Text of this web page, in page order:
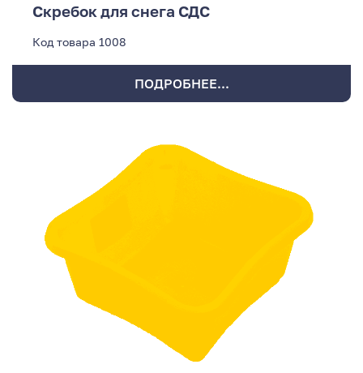
Скребок для снега СДС
Код товара 1008
ПОДРОБНЕЕ...